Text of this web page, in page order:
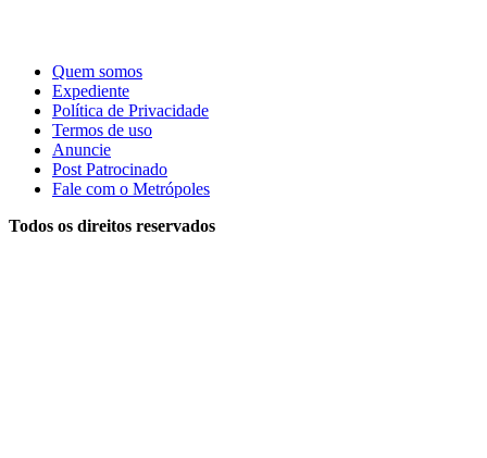
Quem somos
Expediente
Política de Privacidade
Termos de uso
Anuncie
Post Patrocinado
Fale com o Metrópoles
Todos os direitos reservados